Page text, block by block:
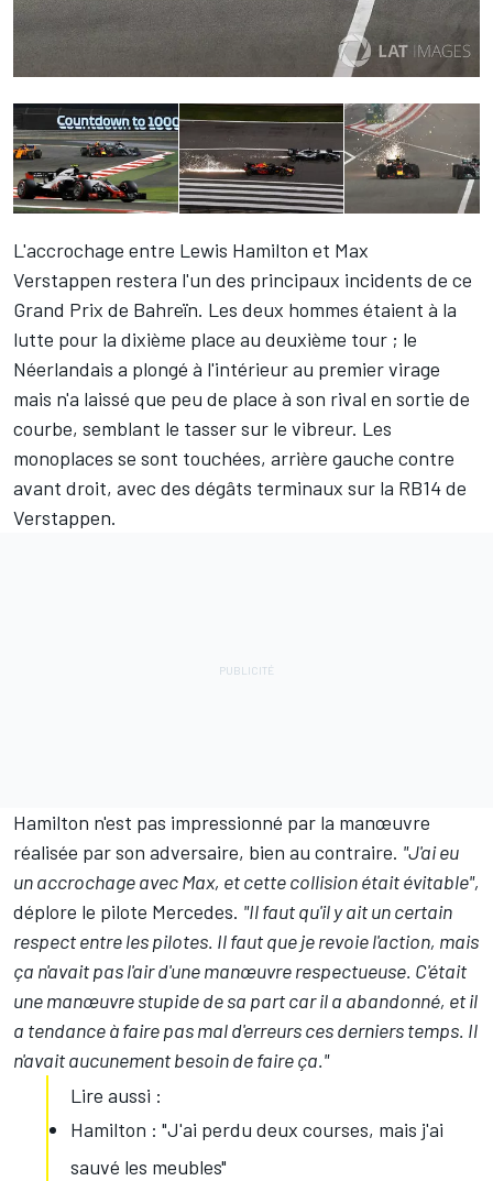
L'accrochage entre Lewis Hamilton et Max
Verstappen restera l'un des principaux incidents de ce
Grand Prix de Bahreïn. Les deux hommes étaient à la
lutte pour la dixième place au deuxième tour ; le
Néerlandais a plongé à l'intérieur au premier virage
mais n'a laissé que peu de place à son rival en sortie de
courbe, semblant le tasser sur le vibreur. Les
monoplaces se sont touchées, arrière gauche contre
avant droit, avec des dégâts terminaux sur la RB14 de
Verstappen.
Hamilton n'est pas impressionné par la manœuvre
réalisée par son adversaire, bien au contraire. "J'ai eu
un accrochage avec Max, et cette collision était évitable",
déplore le pilote Mercedes. "Il faut qu'il y ait un certain
respect entre les pilotes. Il faut que je revoie l'action, mais
ça n'avait pas l'air d'une manœuvre respectueuse. C'était
une manœuvre stupide de sa part car il a abandonné, et il
a tendance à faire pas mal d'erreurs ces derniers temps. Il
n'avait aucunement besoin de faire ça."
Lire aussi :
Hamilton : "J'ai perdu deux courses, mais j'ai
sauvé les meubles"